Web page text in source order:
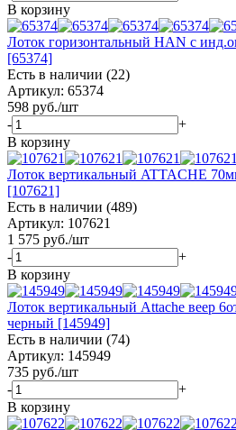
В корзину
Лоток горизонтальный HAN с
[65374]
Есть в наличии (22)
Артикул: 65374
598 руб./шт
-
+
В корзину
Лоток вертикальный ATTACHE
[107621]
Есть в наличии (489)
Артикул: 107621
1 575 руб./шт
-
+
В корзину
Лоток вертикальный Attache веер
черный [145949]
Есть в наличии (74)
Артикул: 145949
735 руб./шт
-
+
В корзину